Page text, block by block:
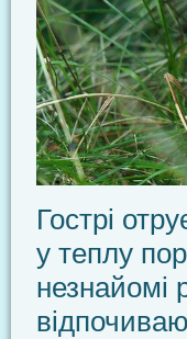
Гострі
у теплу
незнайомі